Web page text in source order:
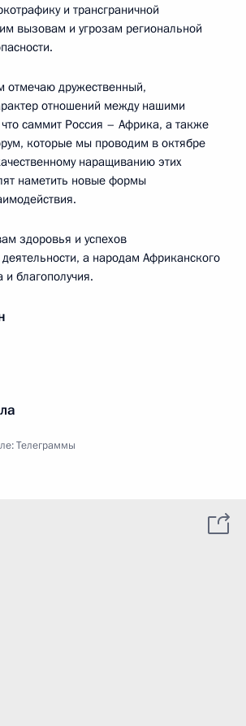
и трансграничной
вызовам и угрозам региональной
отмечаю дружественный,
отношений между нашими
саммит Россия – Африка, а также
которые мы проводим в октябре
наращиванию этих
наметить новые формы
здоровья и успехов
деятельности, а народам Африканского
благополучия.
Телеграммы